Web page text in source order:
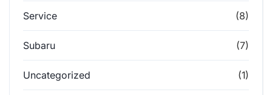
Service (8)
Subaru (7)
Uncategorized (1)